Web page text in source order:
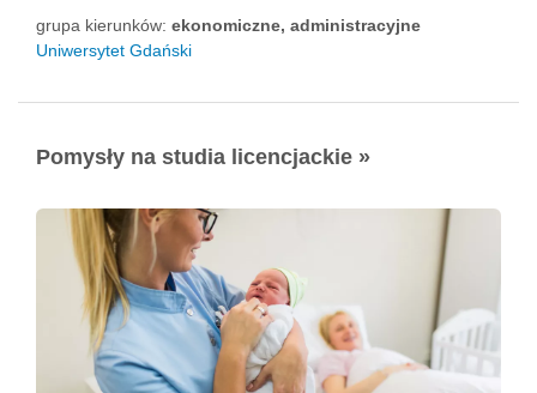
grupa kierunków: ekonomiczne, administracyjne
Uniwersytet Gdański
Pomysły na studia licencjackie »